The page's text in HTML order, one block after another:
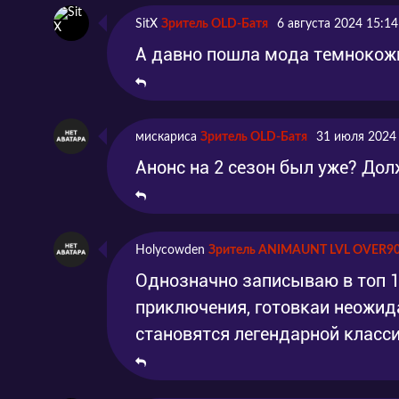
Серия 11
Серия 12
Серия 13
Эпизод 13
Серия 14
Эпизод 14
Серия 15
Серия 16
Эпизод 16
Серия 17
Эпизод 16
Эпизод 17
Серия 19
SitX Зритель OLD-Батя 6 августа 2024 15:14
А давно пошла мода
мискариса Зритель OLD-Батя 31 июля 2024
Анонс на 2 сезон был уже?
Holycowden Зритель ANIMAUNT LVL
Однозначно записываю в топ
приключения, готовкаи
становятся легендарной